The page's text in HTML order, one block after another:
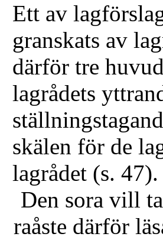
Ett av
granskats av
därför tre
lagrådets
skälen för de
lagrådet (s. 47).
Den sora vill
raåste därför